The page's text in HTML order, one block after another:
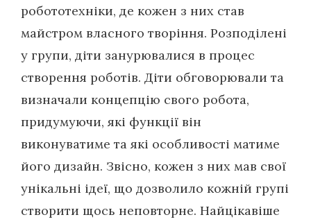
робототехніки, де кожен з них став
майстром власного творіння. Розподілені
у групи, діти занурювалися в процес
створення роботів. Діти обговорювали та
визначали концепцію свого робота,
придумуючи, які функції він
виконуватиме та які особливості матиме
його дизайн. Звісно, кожен з них мав свої
унікальні ідеї, що дозволило кожній групі
створити щось неповторне. Найцікавіше